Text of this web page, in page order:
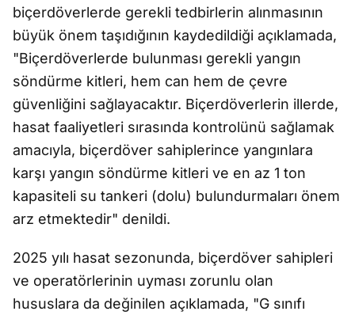
biçerdöverlerde gerekli tedbirlerin alınmasının
büyük önem taşıdığının kaydedildiği açıklamada,
"Biçerdöverlerde bulunması gerekli yangın
söndürme kitleri, hem can hem de çevre
güvenliğini sağlayacaktır. Biçerdöverlerin illerde,
hasat faaliyetleri sırasında kontrolünü sağlamak
amacıyla, biçerdöver sahiplerince yangınlara
karşı yangın söndürme kitleri ve en az 1 ton
kapasiteli su tankeri (dolu) bulundurmaları önem
arz etmektedir" denildi.
2025 yılı hasat sezonunda, biçerdöver sahipleri
ve operatörlerinin uyması zorunlu olan
hususlara da değinilen açıklamada, "G sınıfı